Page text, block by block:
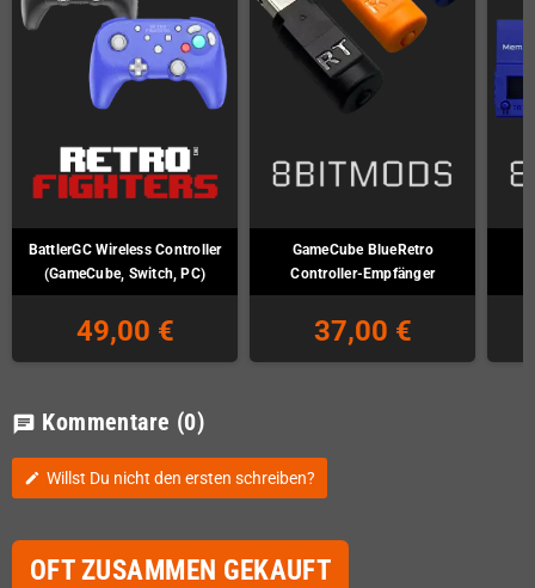
BattlerGC Wireless Controller
(GameCube, Switch, PC)
49,00 €
GameCube BlueRetro
Controller-Empfänger
37,00 €
chat Kommentare (0)
edit Willst Du nicht den ersten schreiben?
OFT ZUSAMMEN GEKAUFT